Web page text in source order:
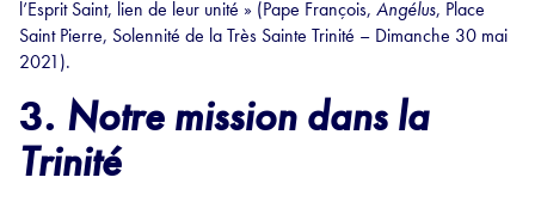
l’Esprit Saint, lien de leur unité » (Pape François, Angélus, Place
Saint Pierre, Solennité de la Très Sainte Trinité – Dimanche 30 mai
2021).
3. Notre mission dans la
Trinité